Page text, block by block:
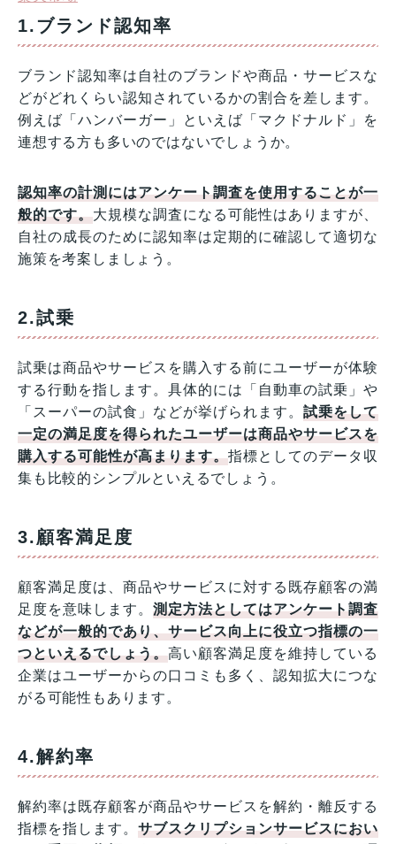
1.ブランド認知率
ブランド認知率は自社のブランドや商品・サービスな
どがどれくらい認知されているかの割合を差します。
例えば「ハンバーガー」といえば「マクドナルド」を
連想する方も多いのではないでしょうか。
認知率の計測にはアンケート調査を使用することが一
般的です。大規模な調査になる可能性はありますが、
自社の成長のために認知率は定期的に確認して適切な
施策を考案しましょう。
2.試乗
試乗は商品やサービスを購入する前にユーザーが体験
する行動を指します。具体的には「自動車の試乗」や
「スーパーの試食」などが挙げられます。試乗をして
一定の満足度を得られたユーザーは商品やサービスを
購入する可能性が高まります。指標としてのデータ収
集も比較的シンプルといえるでしょう。
3.顧客満足度
顧客満足度は、商品やサービスに対する既存顧客の満
足度を意味します。測定方法としてはアンケート調査
などが一般的であり、サービス向上に役立つ指標の一
つといえるでしょう。高い顧客満足度を維持している
企業はユーザーからの口コミも多く、認知拡大につな
がる可能性もあります。
4.解約率
解約率は既存顧客が商品やサービスを解約・離反する
指標を指します。サブスクリプションサービスにおい